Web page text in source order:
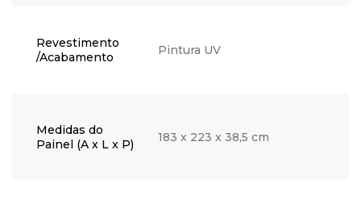
não neutros ou produtos de
móvel para não causar
Revestimento
/Acabamento
Pintura UV
Medidas do
Painel (A x L x P)
183 x 223 x 38,5 cm